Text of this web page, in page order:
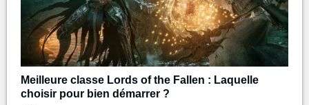
Meilleure classe Lords of the Fallen : Laquelle
choisir pour bien démarrer ?